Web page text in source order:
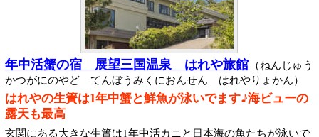
年中活蟹の宿 展望三国温泉 はれや旅館 （ねんじゅう
かつがにのやど てんぼうみくにおんせん はれやりょかん）
はれやの生簀は1年中蟹と鮮魚が泳いでます♪海ビューの
露天も最高
玄関にある大きな生簀は1年中活カニと日本海の魚たちが泳いで